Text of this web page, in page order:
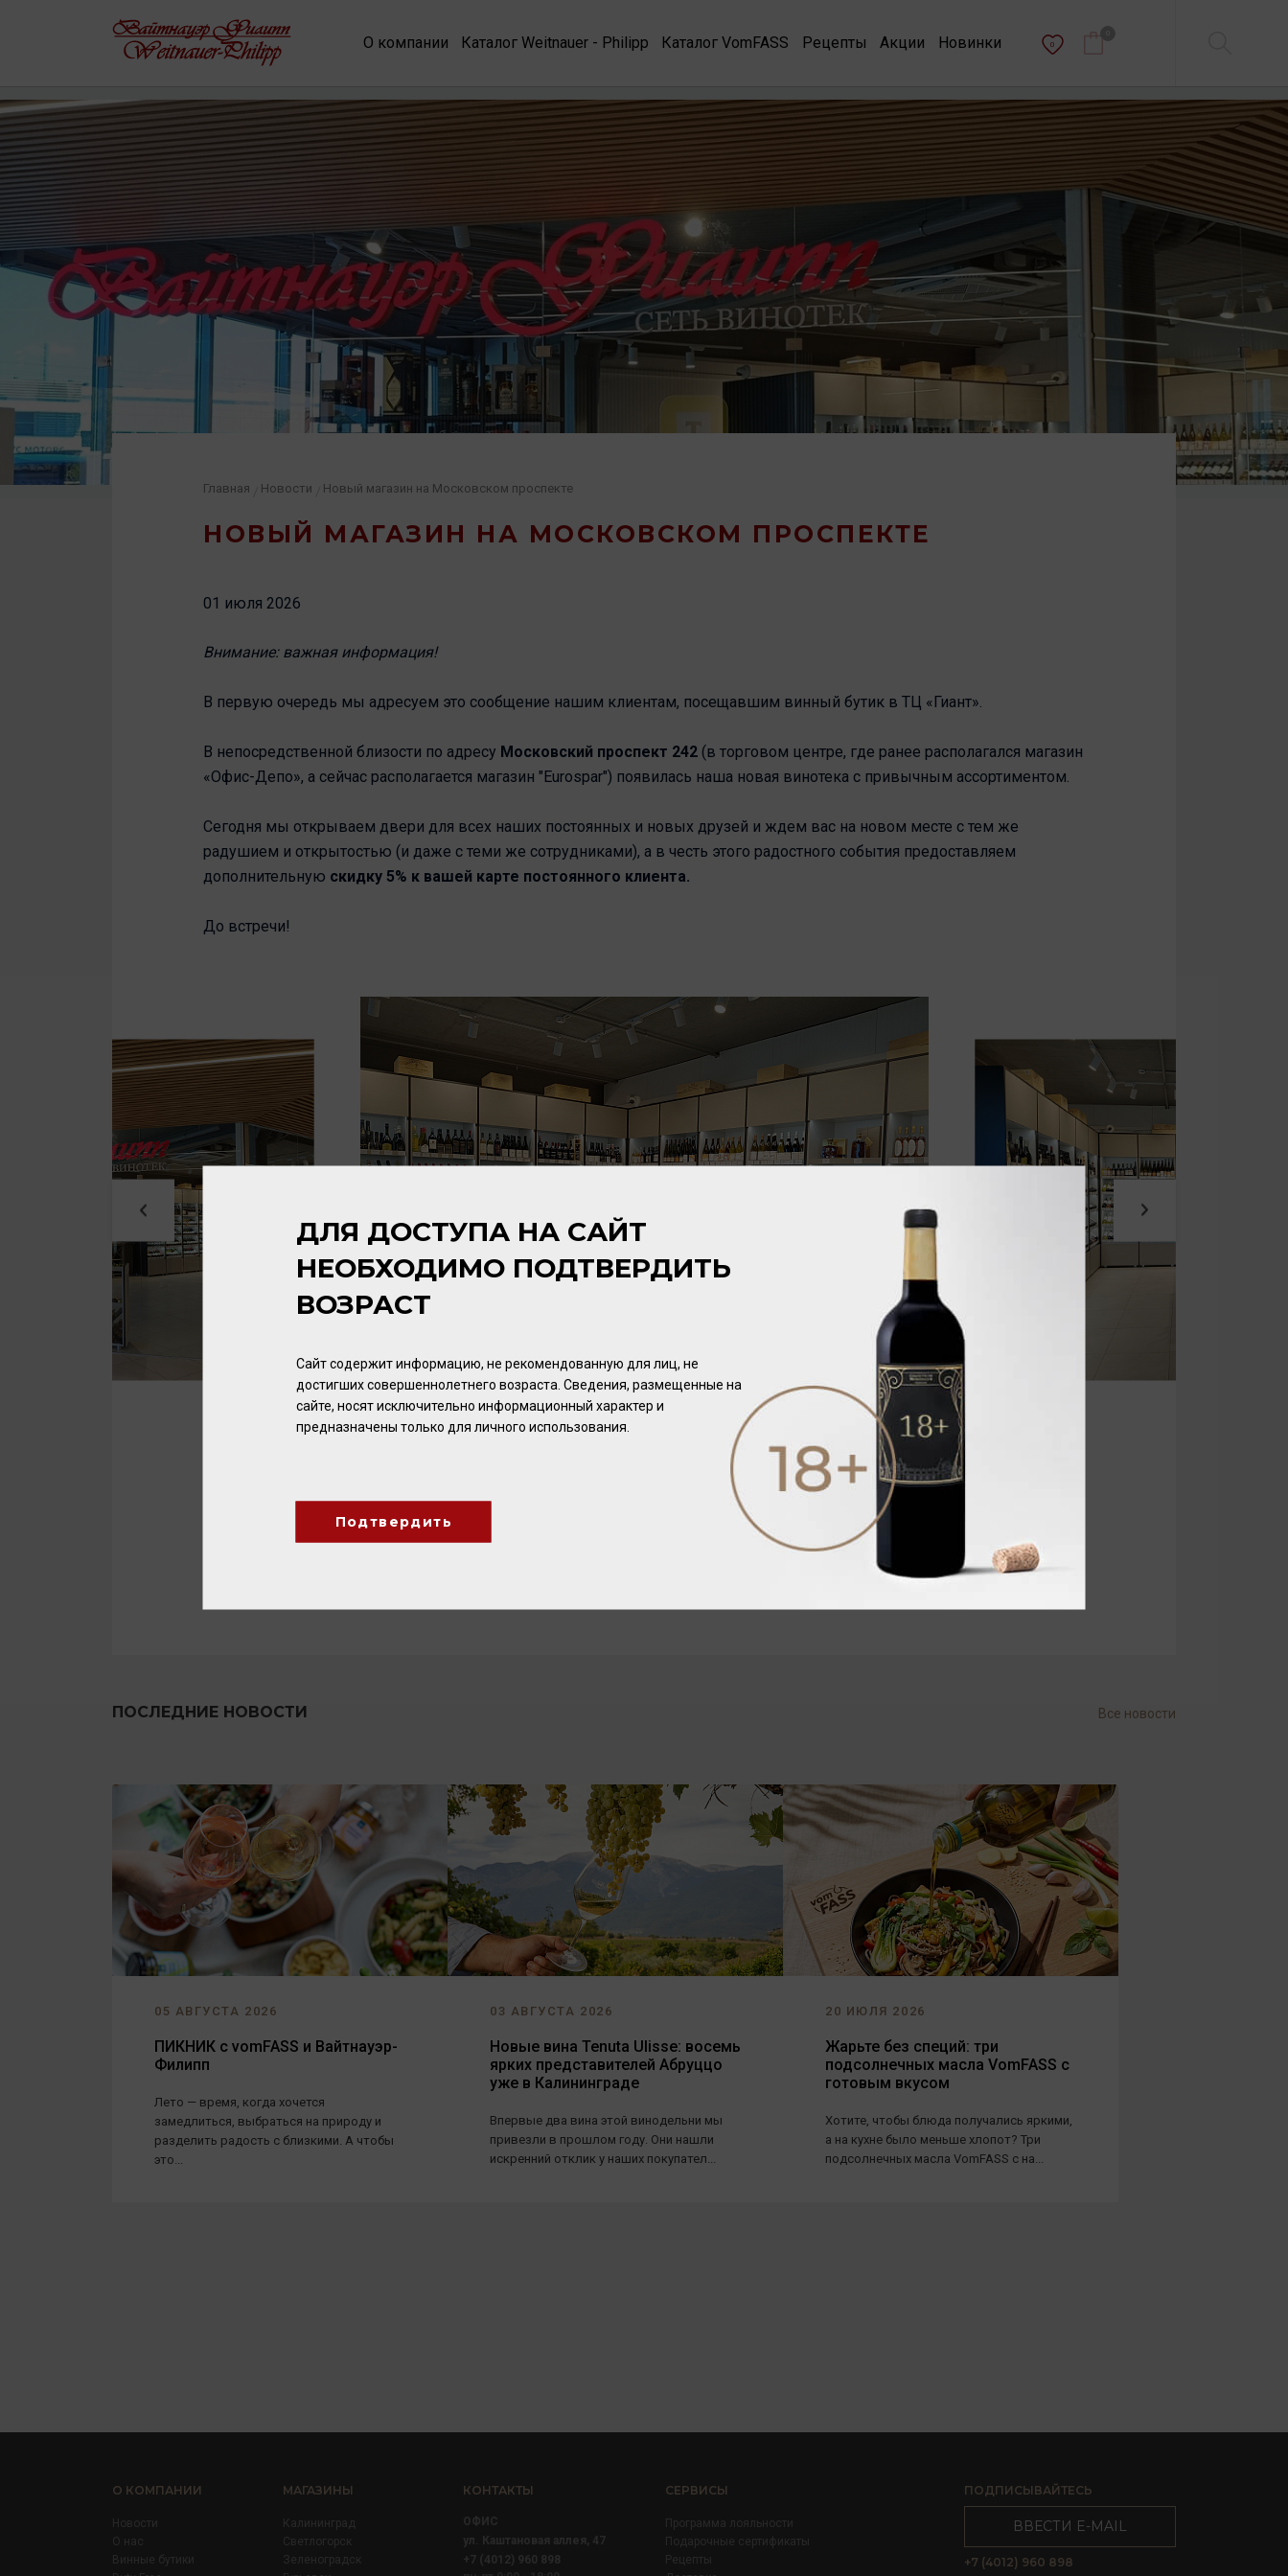
О компании Каталог Weitnauer - Philipp Каталог VomFASS Рецепты Акции Новинки 0
НОВЫЙ МАГАЗИН НА МОСКОВСКОМ ПРОСПЕКТЕ
Главная Новости Новый магазин на Московском проспекте
01 июля 2026
Внимание: важная информация!
В первую очередь мы адресуем это сообщение нашим клиентам, посещавшим винный бутик в ТЦ «Гиант».
В непосредственной близости по адресу Московский проспект 242 (в торговом центре, где ранее располагался магазин
«Офис-Депо», а сейчас располагается магазин "Eurospar") появилась наша новая винотека с привычным ассортиментом.
Сегодня мы открываем двери для всех наших постоянных и новых друзей и ждем вас на новом месте с тем же
радушием и открытостью (и даже с теми же сотрудниками), а в честь этого радостного события предоставляем
дополнительную скидку 5% к вашей карте постоянного клиента.
До встречи!
ПОСЛЕДНИЕ НОВОСТИ Все новости
05 АВГУСТА 2026
ПИКНИК с vomFASS и Вайтнауэр-
Филипп
Лето — время, когда хочется
замедлиться, выбраться на природу и
разделить радость с близкими. А чтобы
это...
03 АВГУСТА 2026
Новые вина Tenuta Ulisse: восемь
ярких представителей Абруццо
уже в Калининграде
Впервые два вина этой винодельни мы
привезли в прошлом году. Они нашли
искренний отклик у наших покупател...
20 ИЮЛЯ 2026
Жарьте без специй: три
подсолнечных масла VomFASS с
готовым вкусом
Хотите, чтобы блюда получались яркими,
а на кухне было меньше хлопот? Три
подсолнечных масла VomFASS с на...
О КОМПАНИИ
Новости
О нас
Винные бутики
МАГАЗИНЫ
Калининград
Светлогорск
Зеленоградск
КОНТАКТЫ
ОФИС
ул. Каштановая аллея, 47
+7 (4012) 960 898
СЕРВИСЫ
Программа лояльности
Подарочные сертификаты
Рецепты
ПОДПИСЫВАЙТЕСЬ
ВВЕСТИ E-MAIL
+7 (4012) 960 898
ДЛЯ ДОСТУПА НА САЙТ
НЕОБХОДИМО ПОДТВЕРДИТЬ
ВОЗРАСТ
Сайт содержит информацию, не рекомендованную для лиц, не
достигших совершеннолетнего возраста. Сведения, размещенные на
сайте, носят исключительно информационный характер и
предназначены только для личного использования.
Подтвердить